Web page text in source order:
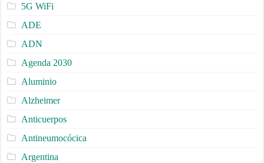
5G WiFi
ADE
ADN
Agenda 2030
Aluminio
Alzheimer
Anticuerpos
Antineumocócica
Argentina